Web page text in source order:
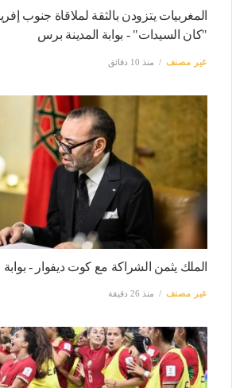
المغربيات يتزودن بالثقة لملاقاة جنوب
"كان السيدات" - بوابة المدينة برس
غير مصنف منذ 10 دقائق
الملك يثمن الشراكة مع كوت ديفوار -
غير مصنف منذ 26 دقيقة